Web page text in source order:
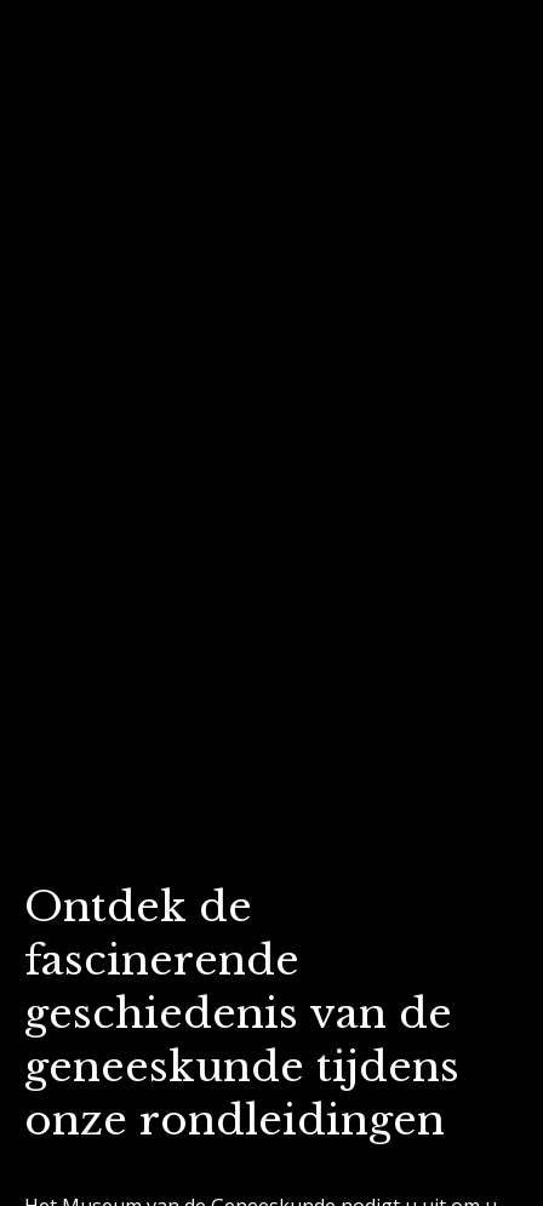
Ontdek de
fascinerende
geschiedenis van de
geneeskunde tijdens
onze rondleidingen